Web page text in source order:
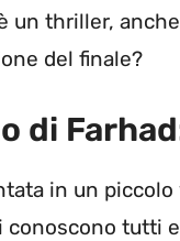
un thriller,
del finale?
di
in un
tutti